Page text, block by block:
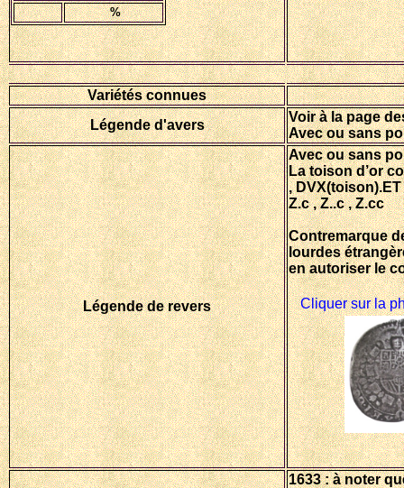
%
Variétés connues
Légende d'avers
Voir à la page
Avec ou sans
Légende de revers
Avec ou sans
La toison d’or
, DVX(toison).ET
Z.c , Z..c , Z.cc
Contremarque
lourdes
en autoriser le
Cliquer sur la
1633 : à noter